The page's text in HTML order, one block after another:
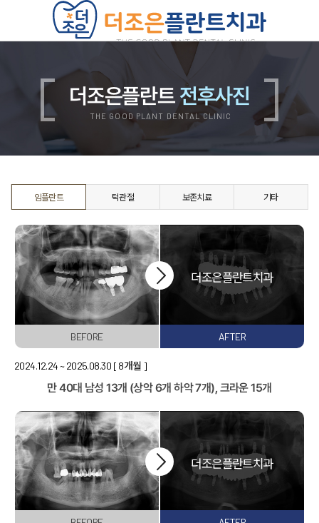
치과소개
진료비안내
둘러보기
오시는길
더조은플란트의 특별함
양심 진료
디지털 진료
자연치아 보존 원칙
철저한 사후관리
위생적인 멸균, 소독
쾌적한 진료환경
무치악 임플란트
재수술 임플란트
뼈이식 임플란트
상악동 임플란트
보험 임플란트
치아교정
치아교정 QnA
부정교합 자가진단
돌출입 교정
주걱턱 교정
장치별 교정치료
자연치아살리기
신경치료
충치치료
잇몸치료
사랑니발치
스케일링
구강검진
턱관절
턱관절 질환
더조은플란트 전후사진
THE GOOD PLANT DENTAL CLINIC
임플란트 턱관절 보존치료 기타
BEFORE AFTER
2024.12.24 ~ 2025.08.30 [ 8개월 ]
만 40대 남성 13개 (상악 6개 하악 7개), 크라운 15개